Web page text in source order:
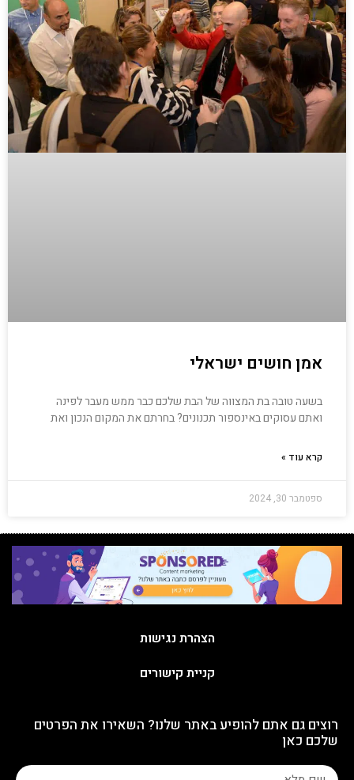
אמן חושים ישראלי
בשעה טובה בת המצווה של הבת שלכם כבר ממש מעבר לפינה
ואתם עסוקים באינספור תכנונים? בחרתם את המקום הנכון ואת
קרא עוד »
ספטמבר 30, 2024
הצהרת נגישות
קניית קישורים
רוצים גם אתם להופיע באתר שלנו? השאירו את הפרטים
שלכם כאן